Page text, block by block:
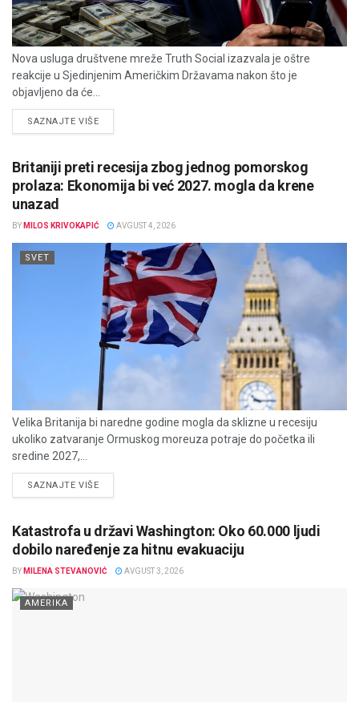
Nova usluga društvene mreže Truth Social izazvala je oštre
reakcije u Sjedinjenim Američkim Državama nakon što je
objavljeno da će...
SAZNAJTE VIŠEDETAILS
Britaniji preti recesija zbog jednog pomorskog
prolaza: Ekonomija bi već 2027. mogla da krene
unazad
BY MILOS KRIVOKAPIĆ AVGUST 4, 2026
SVET
Velika Britanija bi naredne godine mogla da sklizne u recesiju
ukoliko zatvaranje Ormuskog moreuza potraje do početka ili
sredine 2027,...
SAZNAJTE VIŠEDETAILS
Katastrofa u državi Washington: Oko 60.000 ljudi
dobilo naređenje za hitnu evakuaciju
BY MILENA STEVANOVIĆ AVGUST 3, 2026
AMERIKA